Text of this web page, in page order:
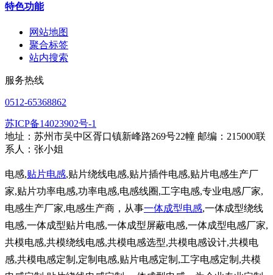
特色功能
网站地图
聚合标签
站内搜索
服务热线
0512-65368862
苏ICP备14023902号-1
地址：苏州市吴中区胥口镇新峰路269号22幢 邮编：215000联
系人：张小姐
电感,贴片电感,贴片绕线电感,贴片插件电感,贴片电感生产厂
家,贴片功率电感,功率电感,电感线圈,工字电感,专业电感厂家,
电感生产厂家,电感生产商，从事一体成型电感,一体成型绕线
电感,一体成型贴片电感,一体成型屏蔽电感,一体成型电感厂家,
共模电感,共模绕线电感,共模电感选型,共模电感设计,共模电
感,共模电感定制,定制电感,贴片电感定制,工字电感定制,共模